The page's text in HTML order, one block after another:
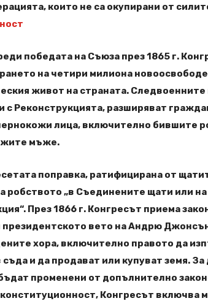
които не са окупирани от
победата на Съюза през 1865 г.
на четири милиона
живот на страната.
с Реконструкцията, разширяват
лица, включително бившите
мъже.
поправка, ратифицирана от
робството „в Съединените щати или
През 1866 г. Конгресът приема
президентското вето на Андрю
хора, включително правото да
съда и да продават или купуват земя.
променени от допълнително
Конгресът включва